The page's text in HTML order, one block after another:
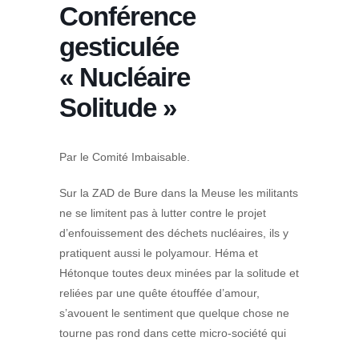
Conférence
gesticulée
« Nucléaire
Solitude »
Par le Comité Imbaisable.
Sur la ZAD de Bure dans la Meuse les militants
ne se limitent pas à lutter contre le projet
d’enfouissement des déchets nucléaires, ils y
pratiquent aussi le polyamour. Héma et
Hétonque toutes deux minées par la solitude et
reliées par une quête étouffée d’amour,
s’avouent le sentiment que quelque chose ne
tourne pas rond dans cette micro-société qui